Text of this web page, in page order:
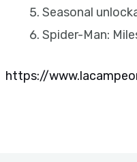
Seasonal
Spider-Man:
https://